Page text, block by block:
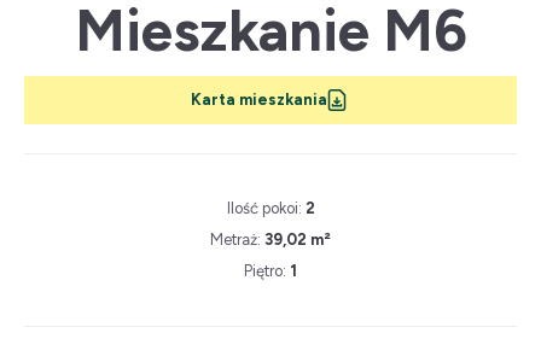
Mieszkanie M6
Karta mieszkania
Ilość pokoi: 2
Metraż: 39,02 m²
Piętro: 1